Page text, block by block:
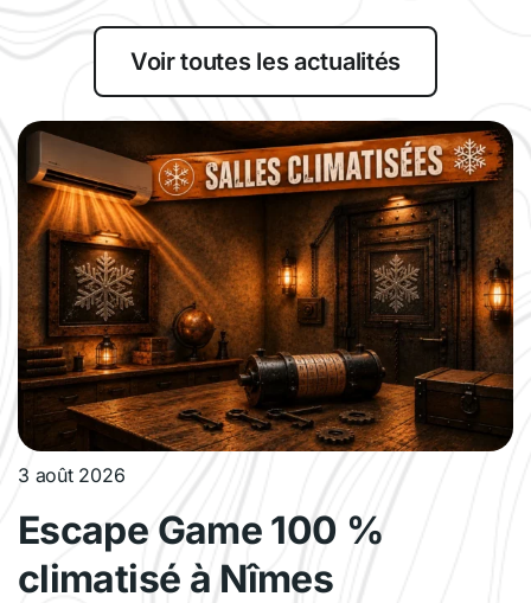
Voir toutes les actualités
3 août 2026
Escape Game 100 %
climatisé à Nîmes